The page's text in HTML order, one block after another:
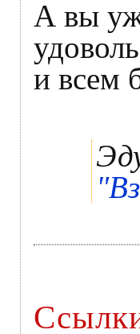
А вы уж
и всем